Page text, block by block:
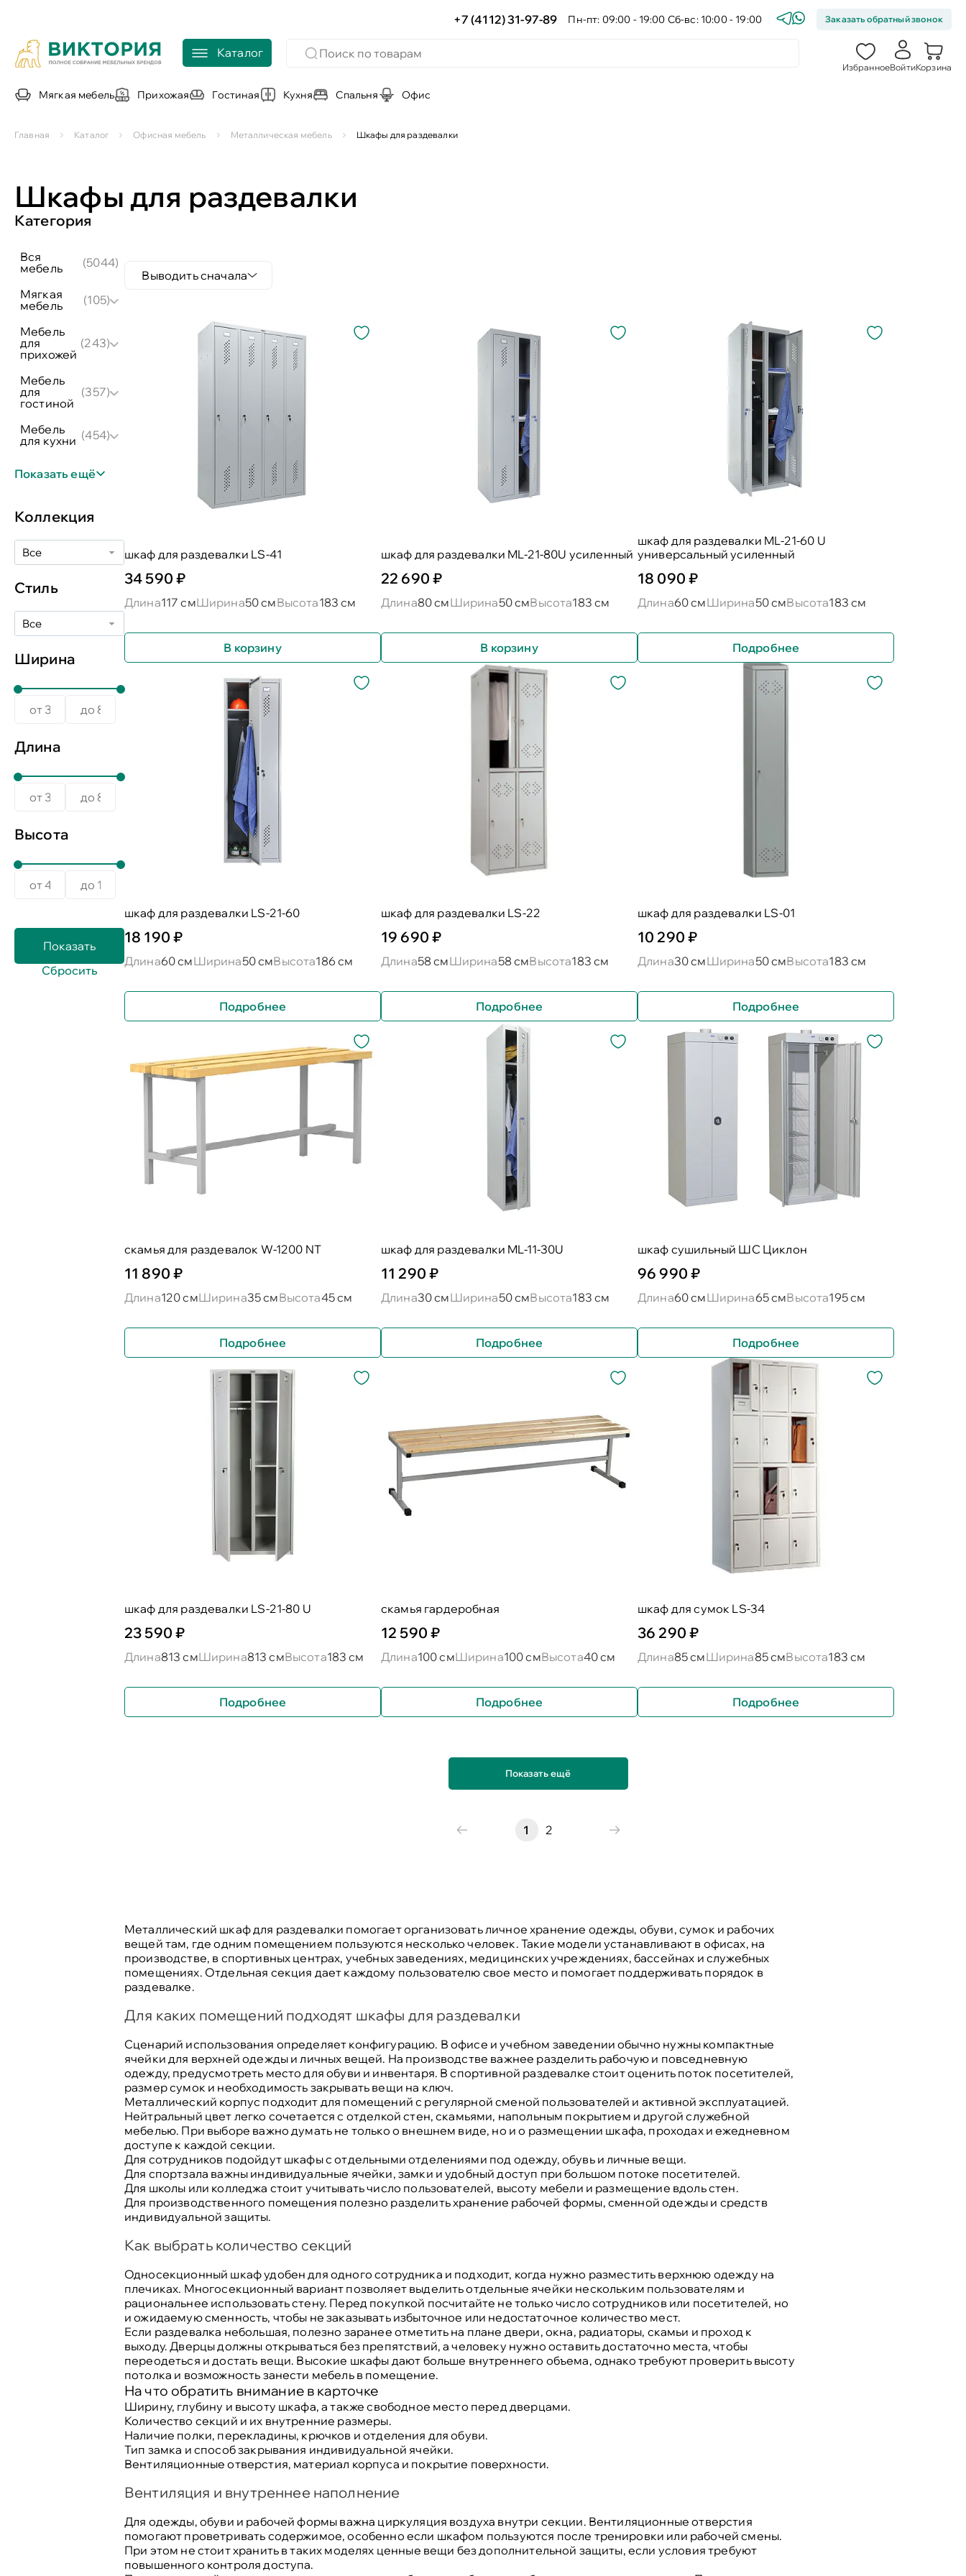
+7 (4112) 31-97-89 Пн-пт: 09:00 - 19:00 Сб-вс: 10:00 - 19:00 Заказать обратный звонок
Каталог
ИзбранноеВойтиКорзина
Мягкая мебель Прихожая Гостиная Кухня Спальня Офис
Главная Каталог Офисная мебель Металлическая мебель Шкафы для раздевалки
Шкафы для раздевалки
Категория
вся
мебель
(5044)
мягкая
мебель
(105)
мебель
для
прихожей
(243)
мебель
для
гостиной
(357)
мебель
для кухни (454)
Показать ещё
Коллекция
Все
Стиль
Все
Ширина
Длина
Высота
Выводить сначала
шкаф для раздевалки LS-41
34 590 ₽
Длина117 смШирина50 смВысота183 см
В корзину
шкаф для раздевалки ML-21-80U усиленный
22 690 ₽
Длина80 смШирина50 смВысота183 см
В корзину
шкаф для раздевалки ML-21-60 U
универсальный усиленный
18 090 ₽
Длина60 смШирина50 смВысота183 см
Подробнее
шкаф для раздевалки LS-21-60
18 190 ₽
Длина60 смШирина50 смВысота186 см
Подробнее
шкаф для раздевалки LS-22
19 690 ₽
Длина58 смШирина58 смВысота183 см
Подробнее
шкаф для раздевалки LS-01
10 290 ₽
Длина30 смШирина50 смВысота183 см
Подробнее
скамья для раздевалок W-1200 NT
11 890 ₽
Длина120 смШирина35 смВысота45 см
Подробнее
шкаф для раздевалки ML-11-30U
11 290 ₽
Длина30 смШирина50 смВысота183 см
Подробнее
шкаф сушильный ШС Циклон
96 990 ₽
Длина60 смШирина65 смВысота195 см
Подробнее
шкаф для раздевалки LS-21-80 U
23 590 ₽
Длина813 смШирина813 смВысота183 см
Подробнее
скамья гардеробная
12 590 ₽
Длина100 смШирина100 смВысота40 см
Подробнее
шкаф для сумок LS-34
36 290 ₽
Длина85 смШирина85 смВысота183 см
Подробнее
Показать ещё
1 2
Металлический шкаф для раздевалки помогает организовать личное хранение одежды, обуви, сумок и рабочих
вещей там, где одним помещением пользуются несколько человек. Такие модели устанавливают в офисах, на
производстве, в спортивных центрах, учебных заведениях, медицинских учреждениях, бассейнах и служебных
помещениях. Отдельная секция дает каждому пользователю свое место и помогает поддерживать порядок в
раздевалке.
Для каких помещений подходят шкафы для раздевалки
Сценарий использования определяет конфигурацию. В офисе и учебном заведении обычно нужны компактные
ячейки для верхней одежды и личных вещей. На производстве важнее разделить рабочую и повседневную
одежду, предусмотреть место для обуви и инвентаря. В спортивной раздевалке стоит оценить поток посетителей,
размер сумок и необходимость закрывать вещи на ключ.
Металлический корпус подходит для помещений с регулярной сменой пользователей и активной эксплуатацией.
Нейтральный цвет легко сочетается с отделкой стен, скамьями, напольным покрытием и другой служебной
мебелью. При выборе важно думать не только о внешнем виде, но и о размещении шкафа, проходах и ежедневном
доступе к каждой секции.
Для сотрудников подойдут шкафы с отдельными отделениями под одежду, обувь и личные вещи.
Для спортзала важны индивидуальные ячейки, замки и удобный доступ при большом потоке посетителей.
Для школы или колледжа стоит учитывать число пользователей, высоту мебели и размещение вдоль стен.
Для производственного помещения полезно разделить хранение рабочей формы, сменной одежды и средств
индивидуальной защиты.
Как выбрать количество секций
Односекционный шкаф удобен для одного сотрудника и подходит, когда нужно разместить верхнюю одежду на
плечиках. Многосекционный вариант позволяет выделить отдельные ячейки нескольким пользователям и
рациональнее использовать стену. Перед покупкой посчитайте не только число сотрудников или посетителей, но
и ожидаемую сменность, чтобы не заказывать избыточное или недостаточное количество мест.
Если раздевалка небольшая, полезно заранее отметить на плане двери, окна, радиаторы, скамьи и проход к
выходу. Дверцы должны открываться без препятствий, а человеку нужно оставить достаточно места, чтобы
переодеться и достать вещи. Высокие шкафы дают больше внутреннего объема, однако требуют проверить высоту
потолка и возможность занести мебель в помещение.
На что обратить внимание в карточке
Ширину, глубину и высоту шкафа, а также свободное место перед дверцами.
Количество секций и их внутренние размеры.
Наличие полки, перекладины, крючков и отделения для обуви.
Тип замка и способ закрывания индивидуальной ячейки.
Вентиляционные отверстия, материал корпуса и покрытие поверхности.
Вентиляция и внутреннее наполнение
Для одежды, обуви и рабочей формы важна циркуляция воздуха внутри секции. Вентиляционные отверстия
помогают проветривать содержимое, особенно если шкафом пользуются после тренировки или рабочей смены.
При этом не стоит хранить в таких моделях ценные вещи без дополнительной защиты, если условия требуют
повышенного контроля доступа.